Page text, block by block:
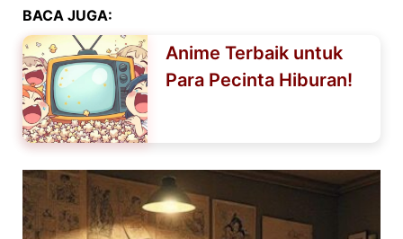
BACA JUGA:
Anime Terbaik untuk
Para Pecinta Hiburan!